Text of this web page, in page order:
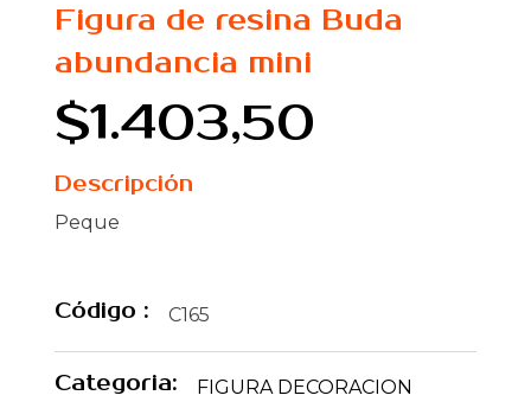
Figura de resina Buda
abundancia mini
$1.403,50
Descripción
Peque
Código : C165
Categoria: FIGURA DECORACION